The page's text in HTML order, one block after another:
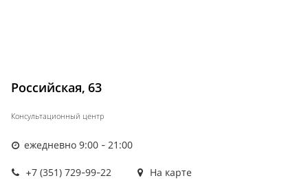
Российская, 63
Консультационный центр
ежедневно 9:00 - 21:00
+7 (351) 729-99-22 На карте